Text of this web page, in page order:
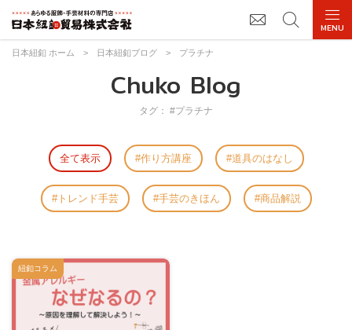
日本紐釦 ホーム > 日本紐釦ブログ > プラチナ
Chuko Blog
タグ： #プラチナ
全て表示 作り方講座 道具のはなし
トレンド手芸 手芸のきほん 商品解説
紐釦コラム